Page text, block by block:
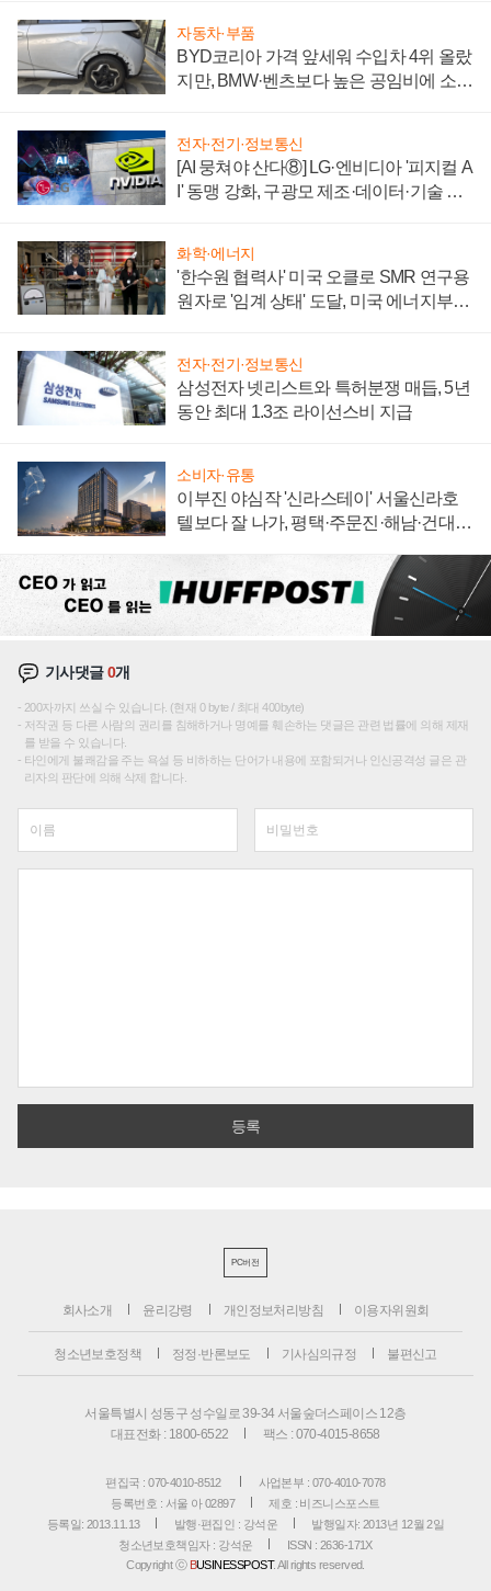
자동차·부품
BYD코리아 가격 앞세워 수입차 4위 올랐
지만, BMW·벤츠보다 높은 공임비에 소비
전자·전기·정보통신
[AI 뭉쳐야 산다⑧] LG·엔비디아 '피지컬 A
I' 동맹 강화, 구광모 제조·데이터·기술 결
화학·에너지
'한수원 협력사' 미국 오클로 SMR 연구용
원자로 '임계 상태' 도달, 미국 에너지부
전자·전기·정보통신
삼성전자 넷리스트와 특허분쟁 매듭, 5년
동안 최대 1.3조 라이선스비 지급
소비자·유통
이부진 야심작 '신라스테이' 서울신라호
텔보다 잘 나가, 평택·주문진·해남·건대로
기사댓글0개
200자까지 쓰실 수 있습니다. (현재 0 byte / 최대 400byte)
저작권 등 다른 사람의 권리를 침해하거나 명예를 훼손하는 댓글은 관련 법률에 의해 제재
를 받을 수 있습니다.
타인에게 불쾌감을 주는 욕설 등 비하하는 단어가 내용에 포함되거나 인신공격성 글은 관
리자의 판단에 의해 삭제 합니다.
PC버전
회사소개 윤리강령 개인정보처리방침 이용자위원회
청소년보호정책 정정·반론보도 기사심의규정 불편신고
서울특별시 성동구 성수일로 39-34 서울숲더스페이스 12층
대표전화 : 1800-6522
팩스 : 070-4015-8658
편집국 : 070-4010-8512
사업본부 : 070-4010-7078
등록번호 : 서울 아 02897
제호 : 비즈니스포스트
등록일: 2013.11.13
발행·편집인 : 강석운
발행일자: 2013년 12월 2일
청소년보호책임자 : 강석운
ISSN : 2636-171X
Copyright ⓒ BUSINESSPOST. All rights reserved.